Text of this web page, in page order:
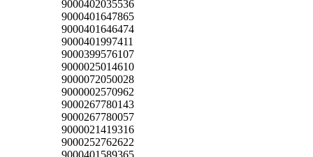
9000402035536
9000401647865
9000401646474
9000401997411
9000399576107
9000025014610
9000072050028
9000002570962
9000267780143
9000267780057
9000021419316
9000252762622
9000401589365